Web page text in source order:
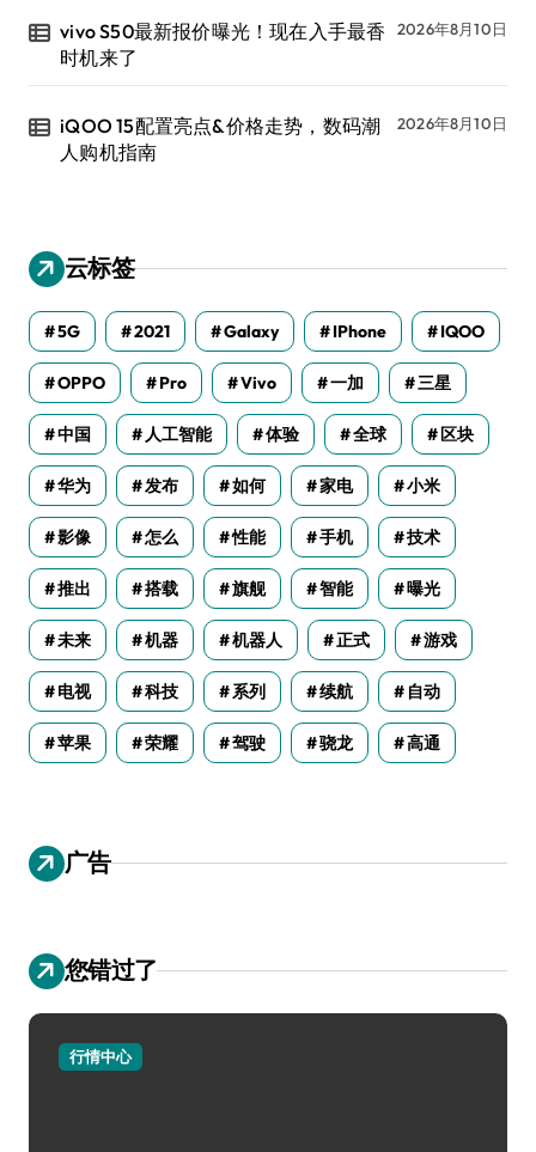
vivo S50最新报价曝光！现在入手最香
时机来了
2026年8月10日
iQOO 15配置亮点&价格走势，数码潮
人购机指南
2026年8月10日
云标签
5G 2021 Galaxy IPhone IQOO
OPPO Pro Vivo 一加 三星
中国 人工智能 体验 全球 区块
华为 发布 如何 家电 小米
影像 怎么 性能 手机 技术
推出 搭载 旗舰 智能 曝光
未来 机器 机器人 正式 游戏
电视 科技 系列 续航 自动
苹果 荣耀 驾驶 骁龙 高通
广告
您错过了
行情中心